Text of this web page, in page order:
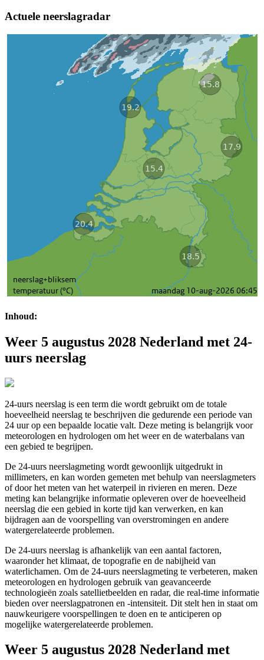
Actuele neerslagradar
Inhoud:
Weer 5 augustus 2028 Nederland met 24-
uurs neerslag
24-uurs neerslag is een term die wordt gebruikt om de totale
hoeveelheid neerslag te beschrijven die gedurende een periode van
24 uur op een bepaalde locatie valt. Deze meting is belangrijk voor
meteorologen en hydrologen om het weer en de waterbalans van
een gebied te begrijpen.
De 24-uurs neerslagmeting wordt gewoonlijk uitgedrukt in
millimeters, en kan worden gemeten met behulp van neerslagmeters
of door het meten van het waterpeil in rivieren en meren. Deze
meting kan belangrijke informatie opleveren over de hoeveelheid
neerslag die een gebied in korte tijd kan verwerken, en kan
bijdragen aan de voorspelling van overstromingen en andere
watergerelateerde problemen.
De 24-uurs neerslag is afhankelijk van een aantal factoren,
waaronder het klimaat, de topografie en de nabijheid van
waterlichamen. Om de 24-uurs neerslagmeting te verbeteren, maken
meteorologen en hydrologen gebruik van geavanceerde
technologieën zoals satellietbeelden en radar, die real-time informatie
bieden over neerslagpatronen en -intensiteit. Dit stelt hen in staat om
nauwkeurigere voorspellingen te doen en te anticiperen op
mogelijke watergerelateerde problemen.
Weer 5 augustus 2028 Nederland met